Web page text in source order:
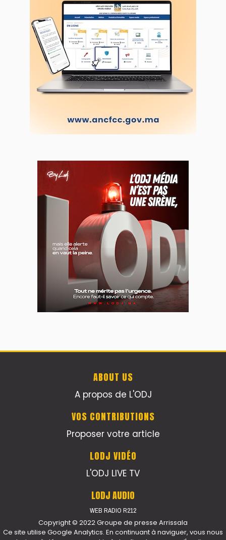
ABOUT US
A propos de L'ODJ
VOS CONTRIBUTIONS
Proposer votre article
LODJ VIDÉO
L'ODJ LIVE TV
LODJ AUDIO
WEB RADIO R212
Copyright © 2022 Groupe de presse Arrissala
Ce site utilise Google Analytics. En continuant à naviguer, vous nous